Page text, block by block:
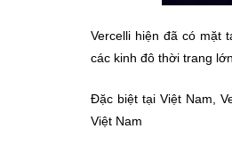
Vercelli hiện đã có mặt
các kinh đô thời trang
Đặc biệt tại Việt Nam,
Việt Nam